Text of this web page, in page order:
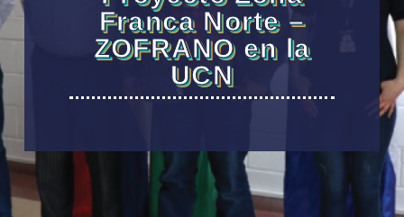
Franca Norte –
ZOFRANO en la
UCN